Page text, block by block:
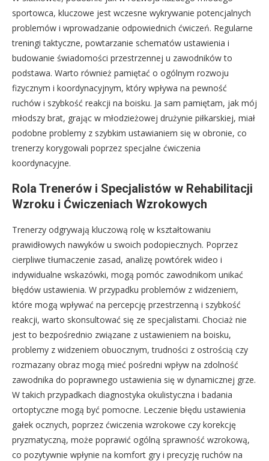
sportowca, kluczowe jest wczesne wykrywanie potencjalnych
problemów i wprowadzanie odpowiednich ćwiczeń. Regularne
treningi taktyczne, powtarzanie schematów ustawienia i
budowanie świadomości przestrzennej u zawodników to
podstawa. Warto również pamiętać o ogólnym rozwoju
fizycznym i koordynacyjnym, który wpływa na pewność
ruchów i szybkość reakcji na boisku. Ja sam pamiętam, jak mój
młodszy brat, grając w młodzieżowej drużynie piłkarskiej, miał
podobne problemy z szybkim ustawianiem się w obronie, co
trenerzy korygowali poprzez specjalne ćwiczenia
koordynacyjne.
Rola Trenerów i Specjalistów w Rehabilitacji
Wzroku i Ćwiczeniach Wzrokowych
Trenerzy odgrywają kluczową rolę w kształtowaniu
prawidłowych nawyków u swoich podopiecznych. Poprzez
cierpliwe tłumaczenie zasad, analizę powtórek wideo i
indywidualne wskazówki, mogą pomóc zawodnikom unikać
błędów ustawienia. W przypadku problemów z widzeniem,
które mogą wpływać na percepcję przestrzenną i szybkość
reakcji, warto skonsultować się ze specjalistami. Chociaż nie
jest to bezpośrednio związane z ustawieniem na boisku,
problemy z widzeniem obuocznym, trudności z ostrością czy
rozmazany obraz mogą mieć pośredni wpływ na zdolność
zawodnika do poprawnego ustawienia się w dynamicznej grze.
W takich przypadkach diagnostyka okulistyczna i badania
ortoptyczne mogą być pomocne. Leczenie błędu ustawienia
gałek ocznych, poprzez ćwiczenia wzrokowe czy korekcję
pryzmatyczną, może poprawić ogólną sprawność wzrokową,
co pozytywnie wpłynie na komfort gry i precyzję ruchów na